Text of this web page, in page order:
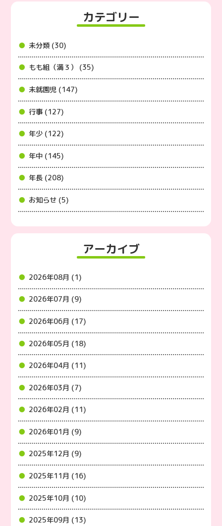
カテゴリー
未分類 (30)
もも組（満３） (35)
未就園児 (147)
行事 (127)
年少 (122)
年中 (145)
年長 (208)
お知らせ (5)
アーカイブ
2026年08月 (1)
2026年07月 (9)
2026年06月 (17)
2026年05月 (18)
2026年04月 (11)
2026年03月 (7)
2026年02月 (11)
2026年01月 (9)
2025年12月 (9)
2025年11月 (16)
2025年10月 (10)
2025年09月 (13)